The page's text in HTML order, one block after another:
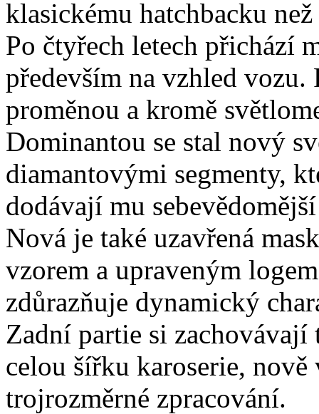
klasickému hatchbacku
Po čtyřech letech přichází
především na vzhled vozu.
proměnou a kromě
Dominantou se stal nový
diamantovými segmenty,
dodávají mu
Nová je také uzavřená
vzorem a upraveným
zdůrazňuje dynamický
Zadní partie si
celou šířku karoserie,
trojrozměrné zpracování.